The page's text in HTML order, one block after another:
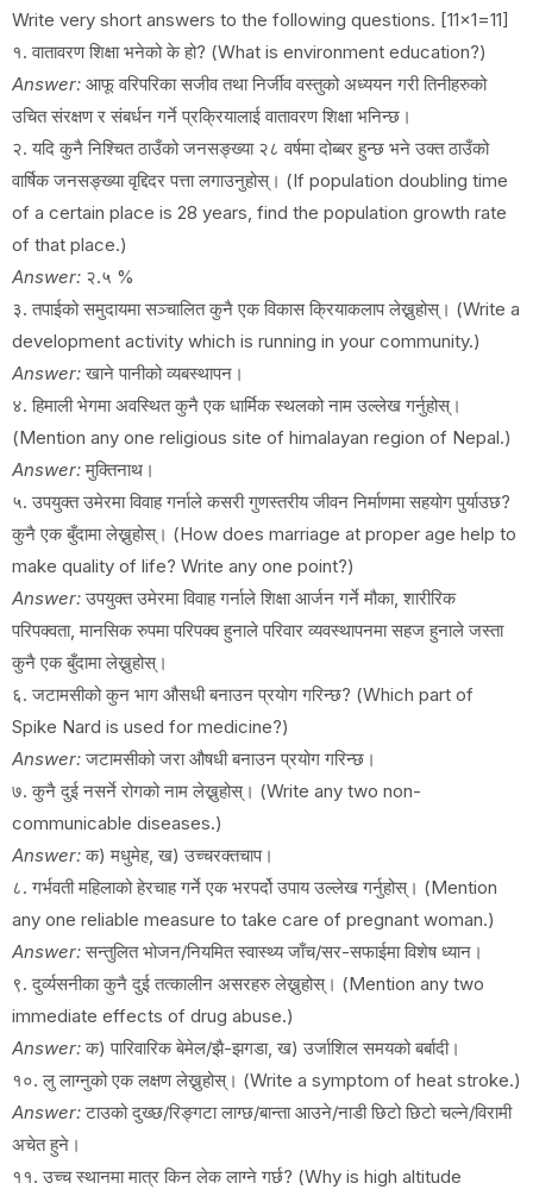
Write very short answers to the following questions. [11x1=11]
१. वातावरण शिक्षा भनेको के हो? (What is environment education?)
Answer: आफू वरिपरिका सजीव तथा निर्जीव वस्तुको अध्ययन गरी तिनीहरुको
उचित संरक्षण र संबर्धन गर्ने प्रक्रियालाई वातावरण शिक्षा भनिन्छ।
२. यदि कुनै निश्चित ठाउँको जनसङ्ख्या २८ वर्षमा दोब्बर हुन्छ भने उक्त ठाउँको
वार्षिक जनसङ्ख्या वृद्दिदर पत्ता लगाउनुहोस्। (If population doubling time
of a certain place is 28 years, find the population growth rate
of that place.)
Answer: २.५ %
३. तपाईको समुदायमा सञ्चालित कुनै एक विकास क्रियाकलाप लेख्नुहोस्। (Write a
development activity which is running in your community.)
Answer:खाने पानीको व्यबस्थापन।
४. हिमाली भेगमा अवस्थित कुनै एक धार्मिक स्थलको नाम उल्लेख गर्नुहोस्।
(Mention any one religious site of himalayan region of Nepal.)
Answer:मुक्तिनाथ।
५. उपयुक्त उमेरमा विवाह गर्नाले कसरी गुणस्तरीय जीवन निर्माणमा सहयोग पुर्याउछ?
कुनै एक बुँदामा लेख्नुहोस्। (How does marriage at proper age help to
make quality of life? Write any one point?)
Answer:उपयुक्त उमेरमा विवाह गर्नाले शिक्षा आर्जन गर्ने मौका, शारीरिक
परिपक्वता, मानसिक रुपमा परिपक्व हुनाले परिवार व्यवस्थापनमा सहज हुनाले जस्ता
कुनै एक बुँदामा लेख्नुहोस्।
६. जटामसीको कुन भाग औसधी बनाउन प्रयोग गरिन्छ? (Which part of
Spike Nard is used for medicine?)
Answer:जटामसीको जरा औषधी बनाउन प्रयोग गरिन्छ।
७. कुनै दुई नसर्ने रोगको नाम लेख्नुहोस्। (Write any two non-
communicable diseases.)
Answer:क) मधुमेह, ख) उच्चरक्तचाप।
८. गर्भवती महिलाको हेरचाह गर्ने एक भरपर्दो उपाय उल्लेख गर्नुहोस्। (Mention
any one reliable measure to take care of pregnant woman.)
Answer:सन्तुलित भोजन/नियमित स्वास्थ्य जाँच/सर-सफाईमा विशेष ध्यान।
९. दुर्व्यसनीका कुनै दुई तत्कालीन असरहरु लेख्नुहोस्। (Mention any two
immediate effects of drug abuse.)
Answer:क) पारिवारिक बेमेल/झै-झगडा, ख) उर्जाशिल समयको बर्बादी।
१०. लु लाग्नुको एक लक्षण लेख्नुहोस्। (Write a symptom of heat stroke.)
Answer:टाउको दुख्छ/रिङ्गटा लाग्छ/बान्ता आउने/नाडी छिटो छिटो चल्ने/विरामी
अचेत हुने।
११. उच्च स्थानमा मात्र किन लेक लाग्ने गर्छ? (Why is high altitude